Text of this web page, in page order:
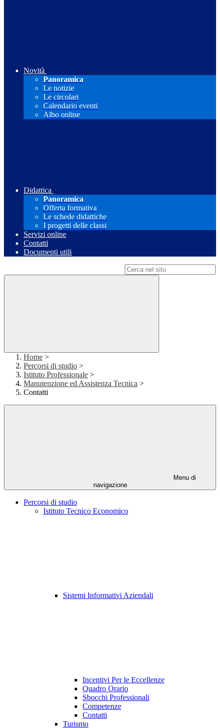
Novità
Panoramica
Le notizie
Le circolari
Calendario eventi
Albo online
Didattica
Panoramica
Offerta formativa
Le schede didattiche
I progetti delle classi
Servizi online
Contatti
Documenti utili
Home >
Percorsi di studio >
Istituto Professionale >
Manutenzione ed Assistenza Tecnica >
Contatti
Menu di
navigazione
Percorsi di studio
Istituto Tecnico Economico
Sistemi Informativi Aziendali
Incentivi Per le Eccellenze
Quadro Orario
Sbocchi Professionali
Competenze
Contatti
Turismo